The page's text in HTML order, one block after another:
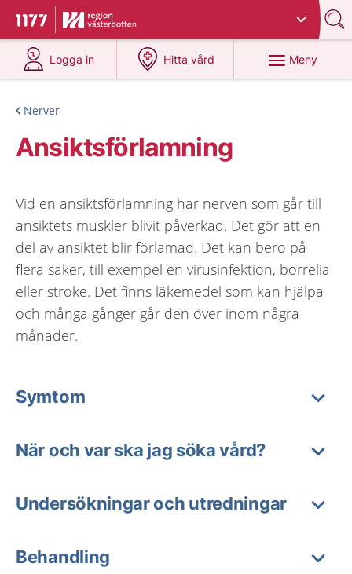
Till startsidan för 1177
Du har valt region
Logga in
på 1177.se
Hitta vård
på 1177.se
Meny
Nerver
Ansiktsförlamning
Vid en ansiktsförlamning har nerven som går till
ansiktets muskler blivit påverkad. Det gör att en
del av ansiktet blir förlamad. Det kan bero på
flera saker, till exempel en virusinfektion, borrelia
eller stroke. Det finns läkemedel som kan hjälpa
och många gånger går den över inom några
månader.
Symtom
När och var ska jag söka vård?
Undersökningar och utredningar
Behandling